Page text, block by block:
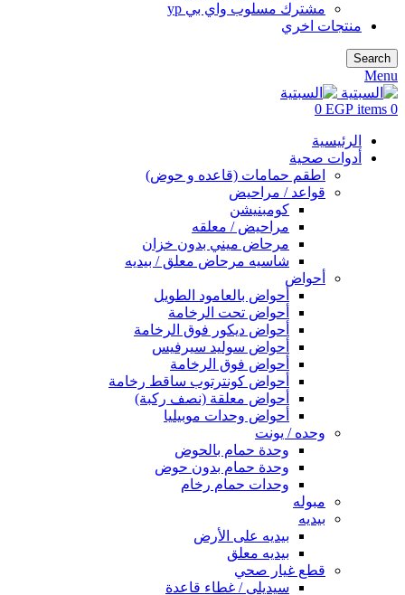
مشترك مسلوب واي بي yp
منتجات اخري
Search
Menu
0
items
0 EGP
الرئيسية
أدوات صحية
اطقم حمامات (قاعده و حوض)
قواعد / مراحيض
كومبنيشن
مراحيض / معلقه
مرحاض ميني بدون خزان
شاسيه مرحاض معلق / بيديه
أحواض
أحواض بالعامود الطويل
أحواض تحت الرخامة
أحواض ديكور فوق الرخامة
أحواض سوليد سيرفيس
أحواض فوق الرخامة
أحواض كونترتوب ساقط رخامة
أحواض معلقة (نصف ركبة)
أحواض وحدات موبيليا
وحده / يونت
وحدة حمام بالحوض
وحدة حمام بدون حوض
وحدات حمام رخام
مبوله
بيديه
بيديه على الأرض
بيديه معلق
قطع غيار صحي
سيديلى / غطاء قاعدة